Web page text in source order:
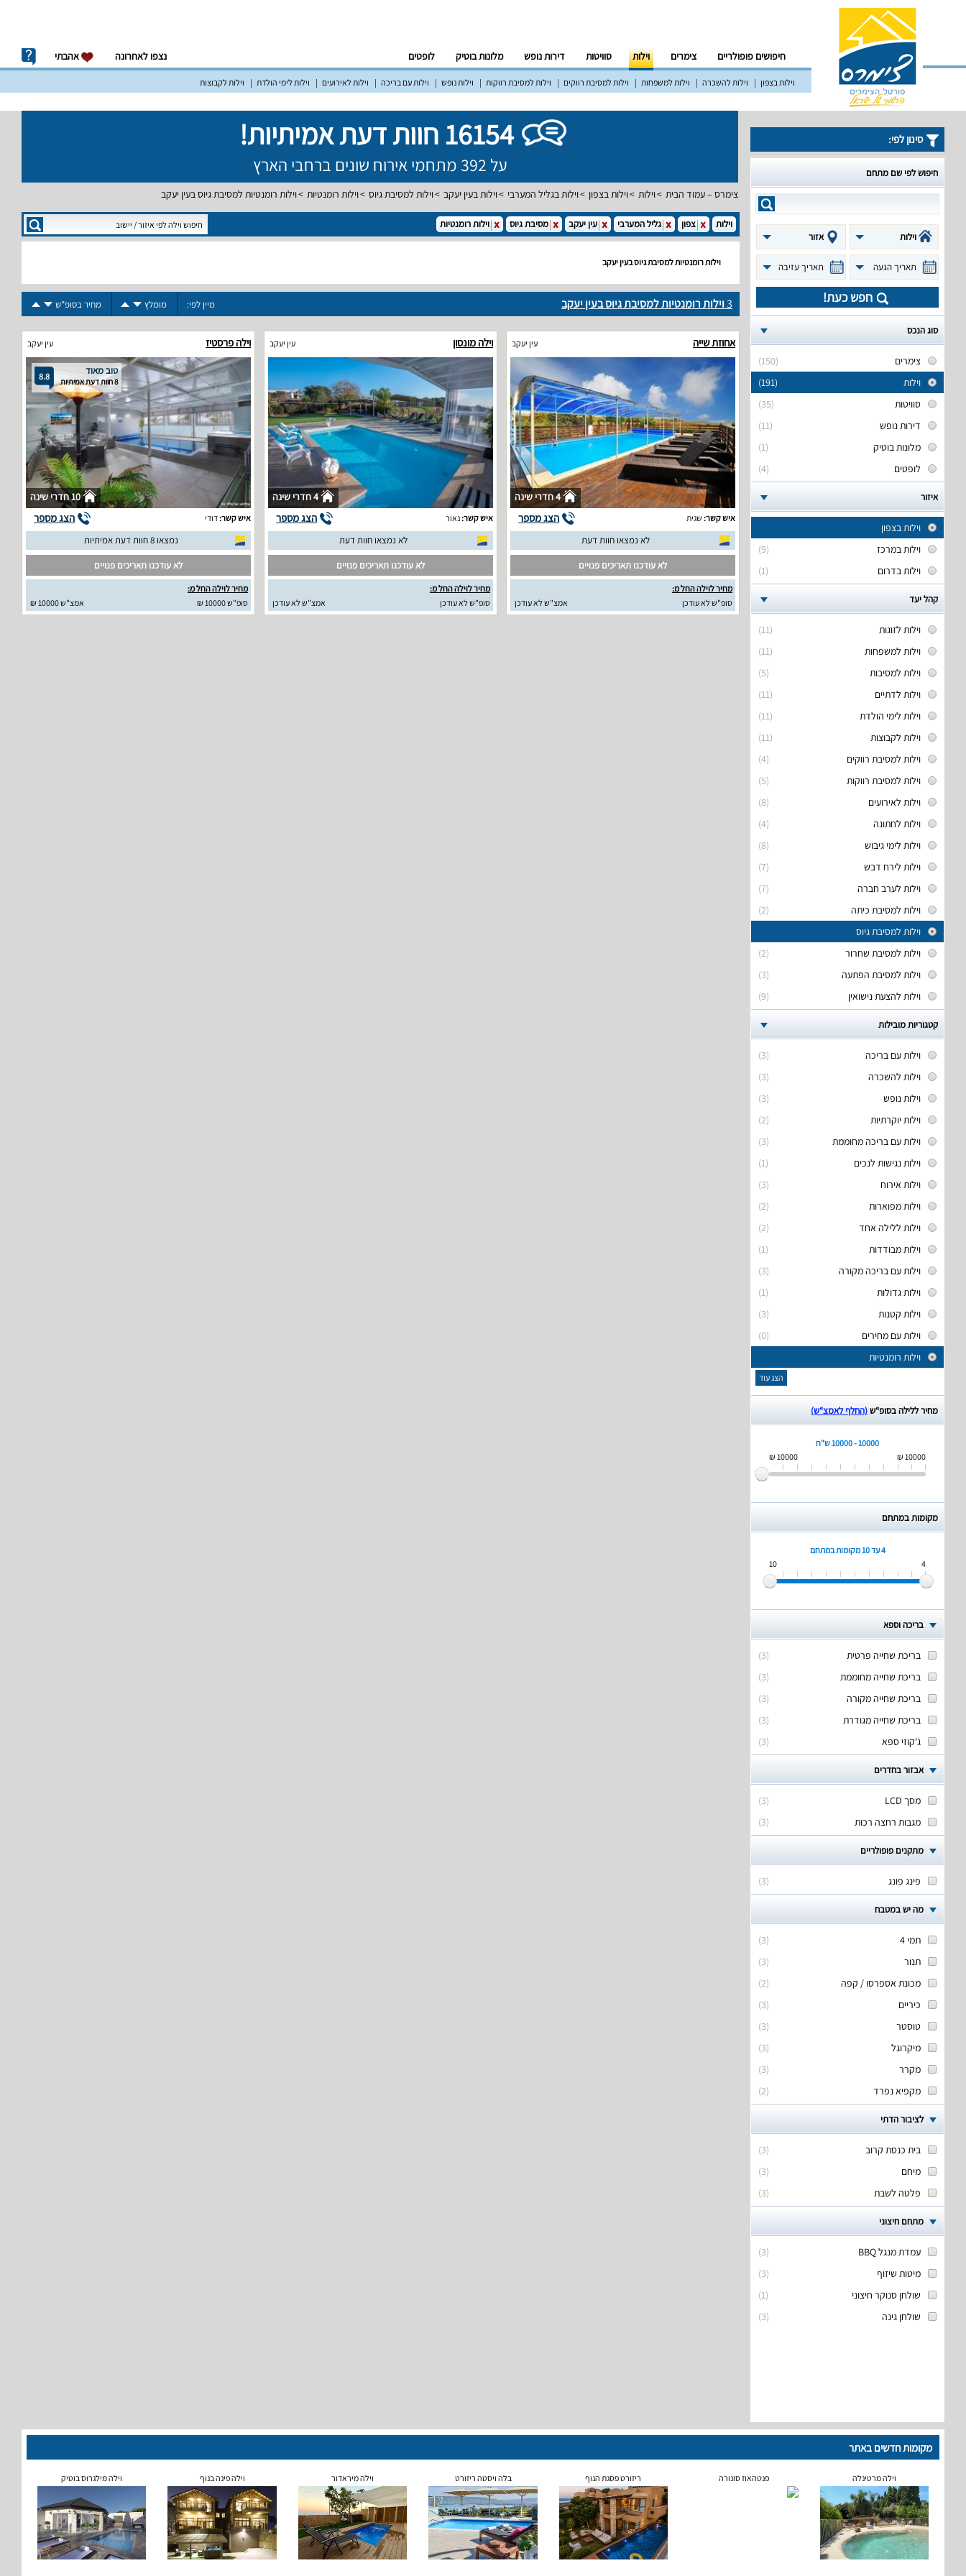
חיפושים פופולריים צימרים וילות סוויטות דירות נופש מלונות בוטיק לופטים נצפו לאחרונה אהבתי
וילות בצפון וילות להשכרה וילות למשפחות וילות למסיבת רווקים וילות למסיבת רווקות וילות נופש וילות עם בריכה וילות לאירועים וילות לימי הולדת וילות לקבוצות
16154 חוות דעת אמיתיות!
על 392 מתחמי אירוח שונים ברחבי הארץ
צימרס – עמוד הבית וילות וילות בצפון וילות בגליל המערבי וילות בעין יעקב וילות למסיבת גיוס וילות רומנטיות וילות רומנטיות למסיבת גיוס בעין יעקב
סינון לפי:
חיפוש לפי שם מתחם
וילות אזור
תאריך הגעה תאריך עזיבה
חפש כעת!
סוג הנכס
(150)
צימרים
(191)
וילות
(35)
סוויטות
(11)
דירות נופש
(1)
מלונות בוטיק
(4)
לופטים
איזור
וילות בצפון
(9)
וילות במרכז
(1)
וילות בדרום
קהל יעד
(11)
וילות לזוגות
(11)
וילות למשפחות
(5)
וילות למסיבות
(11)
וילות לדתיים
(11)
וילות לימי הולדת
(11)
וילות לקבוצות
(4)
וילות למסיבת רווקים
(5)
וילות למסיבת רווקות
(8)
וילות לאירועים
(4)
וילות לחתונה
(8)
וילות לימי גיבוש
(7)
וילות לירח דבש
(7)
וילות לערב חברה
(2)
וילות למסיבת כיתה
וילות למסיבת גיוס
(2)
וילות למסיבת שחרור
(3)
וילות למסיבת הפתעה
(9)
וילות להצעת נישואין
קטגוריות מובילות
(3)
וילות עם בריכה
(3)
וילות להשכרה
(3)
וילות נופש
(2)
וילות יוקרתיות
(3)
וילות עם בריכה מחוממת
(1)
וילות נגישות לנכים
(3)
וילות אירוח
(2)
וילות מפוארות
(2)
וילות ללילה אחד
(1)
וילות מבודדות
(3)
וילות עם בריכה מקורה
(1)
וילות גדולות
(3)
וילות קטנות
(0)
וילות עם מחירים
וילות רומנטיות
הצג עוד
מחיר ללילה בסופ“ש(החלף לאמצ“ש)
10000 - 10000 ש"ח
10000 ₪
10000 ₪
מקומות במתחם
4 עד 10
מקומות במתחם
4
10
בריכה וספא
(
3
)
בריכת שחייה פרטית
(
3
)
בריכת שחייה מחוממת
(
3
)
בריכת שחייה מקורה
(
3
)
בריכת שחייה מגודרת
(
3
) ג'קוזי ספא
אבזור בחדרים
(
3
)
מסך LCD
(
3
) מגבות רחצה רכות
מתקנים פופולריים
(
3
) פינג פונג
מה יש במטבח
(
3
)
תמי 4
(
3
)
תנור
(
2
)
מכונת אספרסו / קפה
(
3
)
כיריים
(
3
)
טוסטר
(
3
)
מיקרוגל
(
3
)
מקרר
(
2
) מקפיא נפרד
לציבור הדתי
(
3
)
בית כנסת קרוב
(
3
)
מיחם
(
3
) פלטה לשבת
מתחם חיצוני
(
3
)
עמדת מנגל BBQ
(
3
)
מיטות שיזוף
(
1
)
שולחן סנוקר חיצוני
(
3
) שולחן גינה
וילות צפון גליל המערבי עין יעקב מסיבת גיוס וילות רומנטיות
וילות רומנטיות למסיבת גיוס בעין יעקב
3וילות רומנטיות למסיבת גיוס בעין יעקב מיין לפי: מומלץ מחיר בסופ"ש
אחוזת שייה עין יעקב
4 חדרי שינה
איש קשר: שגית הצג מספר
לא נמצאו חוות דעת
לא עודכנו תאריכים פנויים
מחיר לוילה החל מ:
סופ"ש לא עודכן
אמצ"ש לא עודכן
וילה מונסון עין יעקב
4 חדרי שינה
איש קשר:נאור הצג מספר
לא נמצאו חוות דעת
לא עודכנו תאריכים פנויים
מחיר לוילה החל מ:
סופ"ש לא עודכן
אמצ"ש לא עודכן
וילה פרסטיז עין יעקב
8.8 טוב מאוד
8 חוות דעת אמיתיות
10 חדרי שינה
איש קשר:דודי הצג מספר
נמצאו 8 חוות דעת אמיתיות
לא עודכנו תאריכים פנויים
מחיר לוילה החל מ:
סופ"ש 10000 ₪
אמצ"ש 10000 ₪
מקומות חדשים באתר
וילה מרטינלה פנטהאוז סונורה ריזורט פסגת הנוף בלה ויסטה ריזורט וילה מיראדור וילה פינה בנוף וילה מילגרוס בוטיק